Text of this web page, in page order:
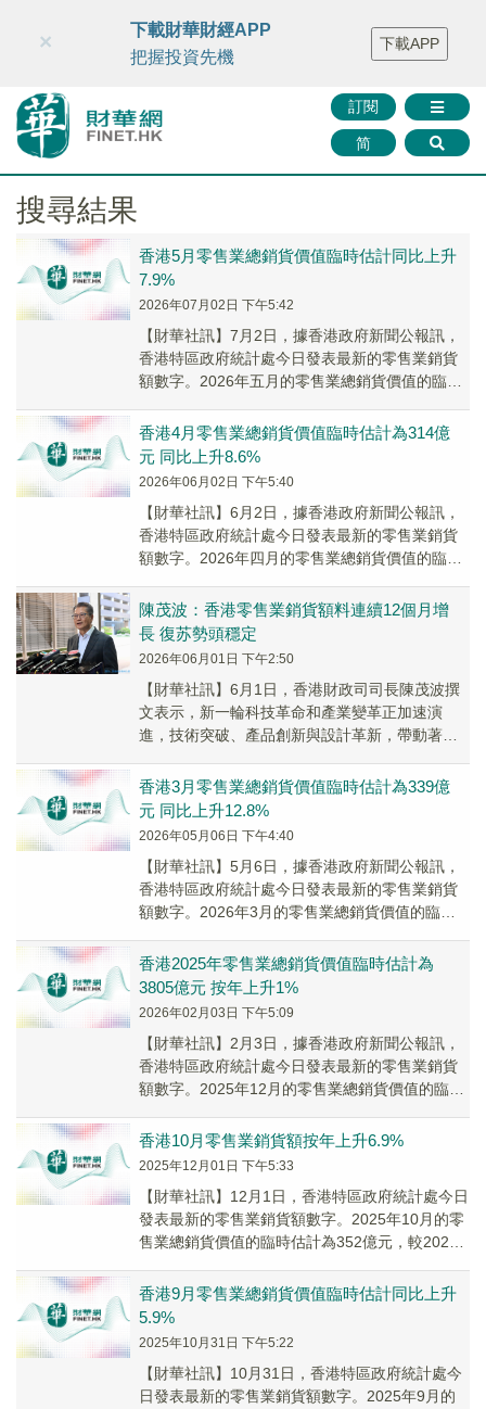
財華智庫網 FINTV FINMETA 財華證券 媒體矩陣
智庫沙龍
聯絡我們
訂閱
简
×
下載財華財經APP
把握投資先機
下載APP
搜尋結果
香港5月零售業總銷貨價值臨時估計同比上升
7.9%
2026年07月02日 下午5:42
【財華社訊】7月2日，據香港政府新聞公報訊，
香港特區政府統計處今日發表最新的零售業銷貨
額數字。2026年五月的零售業總銷貨價值的臨時
香港4月零售業總銷貨價值臨時估計為314億
元 同比上升8.6%
2026年06月02日 下午5:40
【財華社訊】6月2日，據香港政府新聞公報訊，
香港特區政府統計處今日發表最新的零售業銷貨
額數字。2026年四月的零售業總銷貨價值的臨時
陳茂波：香港零售業銷貨額料連續12個月增
長 復苏勢頭穩定
2026年06月01日 下午2:50
【財華社訊】6月1日，香港財政司司長陳茂波撰
文表示，新一輪科技革命和產業變革正加速演
進，技術突破、產品創新與設計革新，帶動著投
工智能相關...
​香港3月零售業總銷貨價值臨時估計為339億
元 同比上升12.8%
2026年05月06日 下午4:40
【財華社訊】5月6日，據香港政府新聞公報訊，
香港特區政府統計處今日發表最新的零售業銷貨
額數字。2026年3月的零售業總銷貨價值的臨時
​香港2025年零售業總銷貨價值臨時估計為
3805億元 按年上升1%
2026年02月03日 下午5:09
【財華社訊】2月3日，據香港政府新聞公報訊，
香港特區政府統計處今日發表最新的零售業銷貨
額數字。2025年12月的零售業總銷貨價值的臨時
香港10月零售業銷貨額按年上升6.9%
2025年12月01日 下午5:33
【財華社訊】12月1日，香港特區政府統計處今日
發表最新的零售業銷貨額數字。2025年10月的零
售業總銷貨價值的臨時估計為352億元，較2024
香港9月零售業總銷貨價值臨時估計同比上升
5.9%
2025年10月31日 下午5:22
【財華社訊】10月31日，香港特區政府統計處今
日發表最新的零售業銷貨額數字。2025年9月的